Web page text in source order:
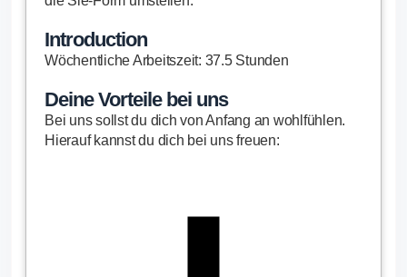
Introduction
Wöchentliche Arbeitszeit: 37.5 Stunden
Deine Vorteile bei uns
Bei uns sollst du dich von Anfang an wohlfühlen.
Hierauf kannst du dich bei uns freuen: